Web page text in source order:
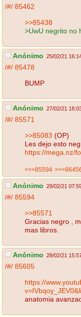
/#/ 85462
>>85438
>UwU negrito no
Anónimo 25/02/21
/#/ 85478
BUMP
Anónimo 27/02/21
/#/ 85571
>>85083 (OP)
Les dejo esto
https://mega.nz/
>>>85594
Anónimo 28/02/21
/#/ 85594
>>85571
Gracias negro ,
mas libros.
Anónimo 28/02/21
/#/ 85605
https://
anatomia